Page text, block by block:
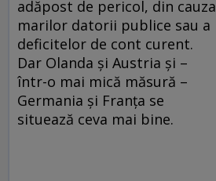
adăpost de pericol, din cauza
marilor datorii publice sau a
deficitelor de cont curent.
Dar Olanda şi Austria şi –
într-o mai mică măsură –
Germania şi Franţa se
situează ceva mai bine.